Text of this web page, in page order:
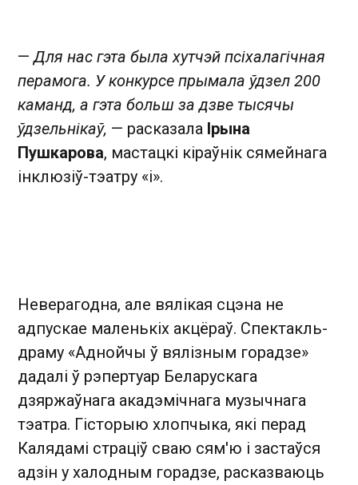
—Для нас гэта была хутчэй псіхалагічная
перамога. У конкурсе прымала ўдзел 200
каманд, а гэта больш за дзве тысячы
ўдзельнікаў, — расказала Ірына
Пушкарова, мастацкі кіраўнік сямейнага
інклюзіў-тэатру «і».
Неверагодна, але вялікая сцэна не
адпускае маленькіх акцёраў. Спектакль-
драму «Аднойчы ў вялізным горадзе»
дадалі ў рэпертуар Беларускага
дзяржаўнага акадэмічнага музычнага
тэатра. Гісторыю хлопчыка, які перад
Калядамі страціў сваю сям'ю і застаўся
адзін у халодным горадзе, расказваюць